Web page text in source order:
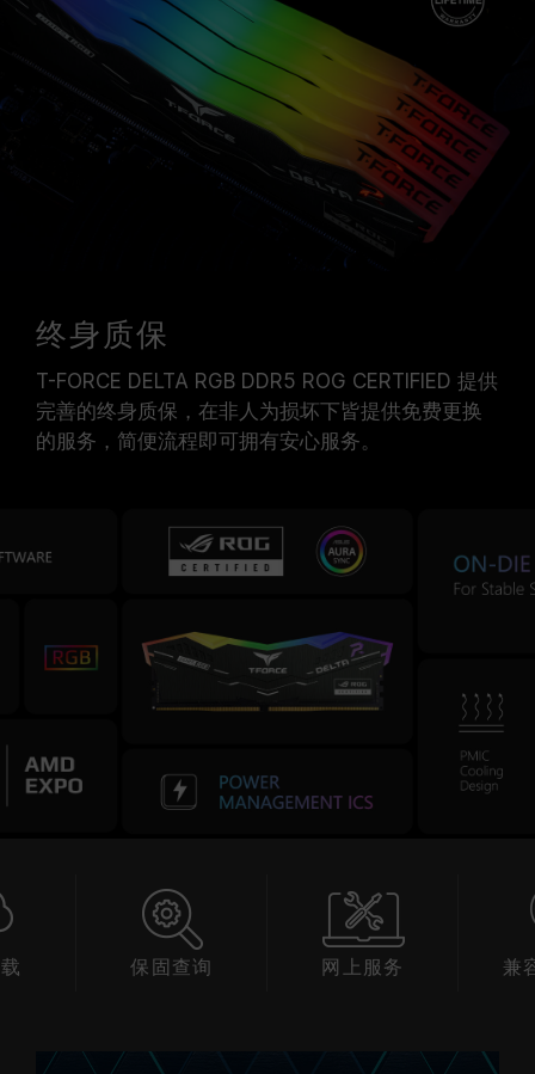
终身质保
T-FORCE DELTA RGB DDR5 ROG CERTIFIED 提供
完善的终身质保，在非人为损坏下皆提供免费更换
的服务，简便流程即可拥有安心服务。
保固查询 网上服务 兼